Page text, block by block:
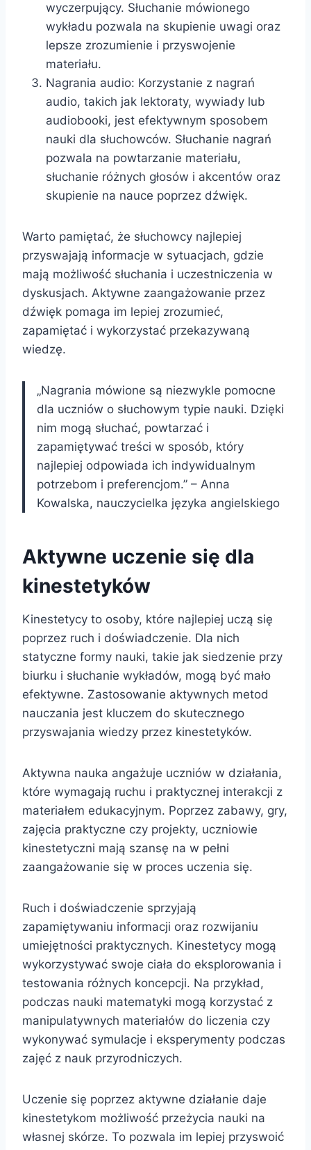
wyczerpujący. Słuchanie mówionego
wykładu pozwala na skupienie uwagi oraz
lepsze zrozumienie i przyswojenie
materiału.
Nagrania audio: Korzystanie z nagrań
audio, takich jak lektoraty, wywiady lub
audiobooki, jest efektywnym sposobem
nauki dla słuchowców. Słuchanie nagrań
pozwala na powtarzanie materiału,
słuchanie różnych głosów i akcentów oraz
skupienie na nauce poprzez dźwięk.
Warto pamiętać, że słuchowcy najlepiej
przyswajają informacje w sytuacjach, gdzie
mają możliwość słuchania i uczestniczenia w
dyskusjach. Aktywne zaangażowanie przez
dźwięk pomaga im lepiej zrozumieć,
zapamiętać i wykorzystać przekazywaną
wiedzę.
„Nagrania mówione są niezwykle pomocne
dla uczniów o słuchowym typie nauki. Dzięki
nim mogą słuchać, powtarzać i
zapamiętywać treści w sposób, który
najlepiej odpowiada ich indywidualnym
potrzebom i preferencjom.” – Anna
Kowalska, nauczycielka języka angielskiego
Aktywne uczenie się dla
kinestetyków
Kinestetycy to osoby, które najlepiej uczą się
poprzez ruch i doświadczenie. Dla nich
statyczne formy nauki, takie jak siedzenie przy
biurku i słuchanie wykładów, mogą być mało
efektywne. Zastosowanie aktywnych metod
nauczania jest kluczem do skutecznego
przyswajania wiedzy przez kinestetyków.
Aktywna nauka angażuje uczniów w działania,
które wymagają ruchu i praktycznej interakcji z
materiałem edukacyjnym. Poprzez zabawy, gry,
zajęcia praktyczne czy projekty, uczniowie
kinestetyczni mają szansę na w pełni
zaangażowanie się w proces uczenia się.
Ruch i doświadczenie sprzyjają
zapamiętywaniu informacji oraz rozwijaniu
umiejętności praktycznych. Kinestetycy mogą
wykorzystywać swoje ciała do eksplorowania i
testowania różnych koncepcji. Na przykład,
podczas nauki matematyki mogą korzystać z
manipulatywnych materiałów do liczenia czy
wykonywać symulacje i eksperymenty podczas
zajęć z nauk przyrodniczych.
Uczenie się poprzez aktywne działanie daje
kinestetykom możliwość przeżycia nauki na
własnej skórze. To pozwala im lepiej przyswoić